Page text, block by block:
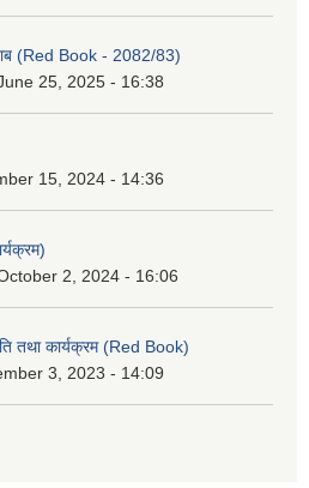
(Red Book - 2082/83)
25, 2025 - 16:38
15, 2024 - 14:36
2, 2024 - 16:06
तथा कार्यक्रम (Red Book)
3, 2023 - 14:09